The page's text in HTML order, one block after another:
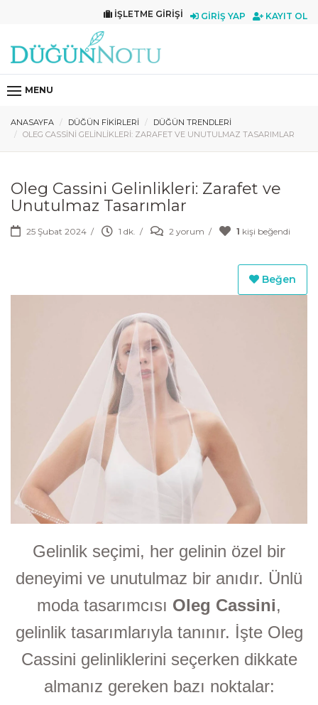
İŞLETME GIRIŞI GIRIŞ YAP KAYIT OL
MENU
ANASAYFA DÜĞÜN FIKIRLERI
DÜĞÜN TRENDLERI
OLEG CASSINI GELINLIKLERI: ZARAFET VE UNUTULMAZ TASARIMLAR
Oleg Cassini Gelinlikleri: Zarafet ve
Unutulmaz Tasarımlar
25 Şubat 2024 / 1 dk. / 2 yorum / 1 kişi beğendi
Beğen
Gelinlik seçimi, her gelinin özel bir
deneyimi ve unutulmaz bir anıdır. Ünlü
moda tasarımcısı Oleg Cassini,
gelinlik tasarımlarıyla tanınır. İşte Oleg
Cassini gelinliklerini seçerken dikkate
almanız gereken bazı noktalar: